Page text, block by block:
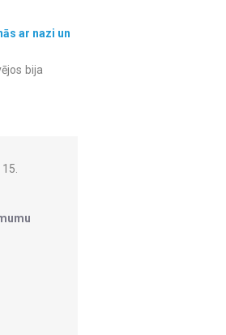
ar nazi un
bija